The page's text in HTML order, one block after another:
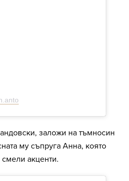
заложи на тъмносин
му съпруга Анна, която
акценти.